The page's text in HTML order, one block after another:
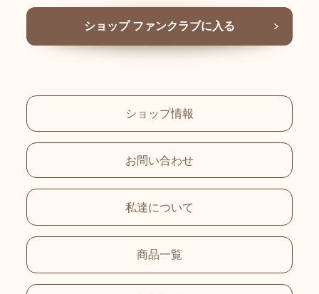
ショップ ファンクラブに入る
ショップ情報
お問い合わせ
私達について
商品一覧